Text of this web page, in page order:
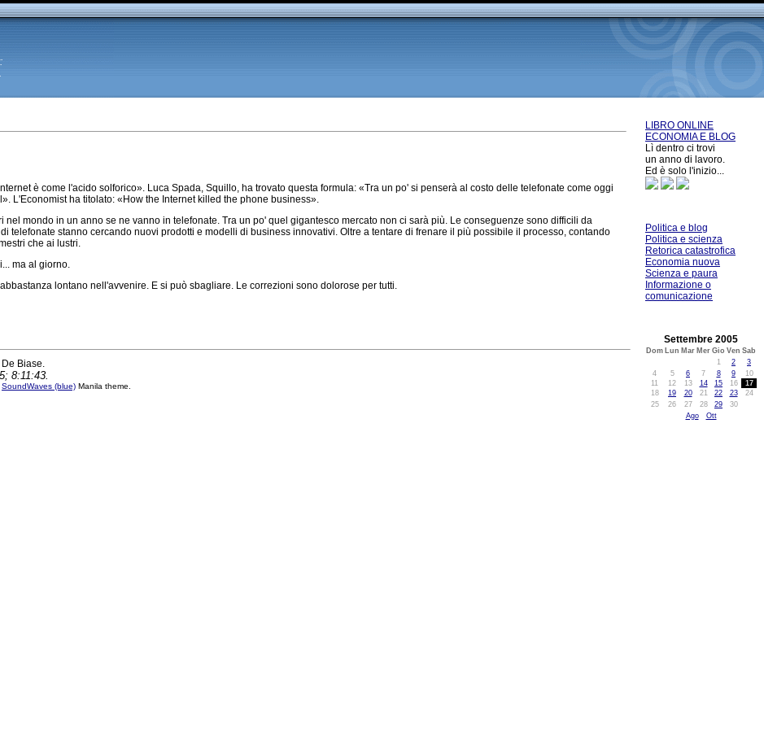
è come l'acido solforico». Luca Spada, Squillo, ha trovato questa formula: «Tra un po' si penserà al costo delle telefonate come oggi
L'Economist ha titolato: «How the Internet killed the phone business».
mondo in un anno se ne vanno in telefonate. Tra un po' quel gigantesco mercato non ci sarà più. Le conseguenze sono difficili da
telefonate stanno cercando nuovi prodotti e modelli di business innovativi. Oltre a tentare di frenare il più possibile il processo, contando
che ai lustri.
ma al giorno.
lontano nell'avvenire. E si può sbagliare. Le correzioni sono dolorose per tutti.
Biase.
8:11:43.
SoundWaves (blue) Manila theme.
LIBRO ONLINE
ECONOMIA E BLOG
Lì dentro ci trovi
un anno di lavoro.
Ed è solo l'inizio...
Politica e blog
Politica e scienza
Retorica catastrofica
Economia nuova
Scienza e paura
Informazione o
comunicazione
Settembre 2005
Dom Lun Mar Mer Gio Ven Sab
1
2
3
4
5 6 7 8 9
10
11
12 13 14 15 16
17
18
19 20 21 22 23
24
25
26 27 28 29
30
Ago
Ott